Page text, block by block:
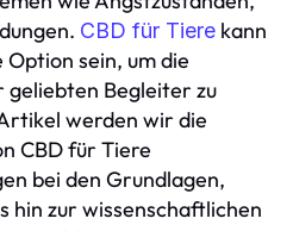
CBD für Tiere kann
sein, um die
geliebten Begleiter zu
werden wir die
CBD für Tiere
bei den Grundlagen,
hin zur wissenschaftlichen